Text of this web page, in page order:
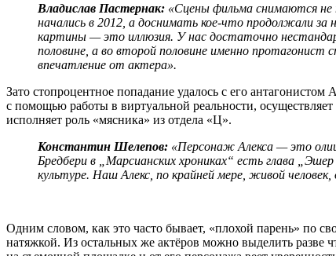
Владислав Пастернак: «Сцены фильма снимаются не
начались в 2012, а доснимать кое-что продолжали
картины — это иллюзия. У нас достаточно
половине, а во второй половине именно
впечатление от актера».
Зато стопроцентное попадание удалось с его
с помощью работы в виртуальной реальности,
исполняет роль «мясника» из отдела «Ц».
Константин Шелепов: «Персонаж Алекса — это
Бредбери в „Марсианских хрониках“ есть глава
культуре. Наш Алекс, по крайней мере, живой
Одним словом, как это часто бывает, «плохой парень» по
натяжкой. Из остальных же актёров можно выделить разве